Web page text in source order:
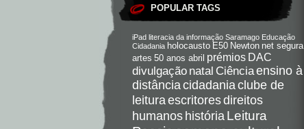
POPULAR TAGS
iPad literacia da informação Saramago Educação
Cidadania holocausto E50 Newton net segura
artes 50 anos abril prémios DAC
divulgação natal Ciênciaensino à
distânciacidadaniaclube de
leituraescritoresdireitos
humanoshistória Leitura